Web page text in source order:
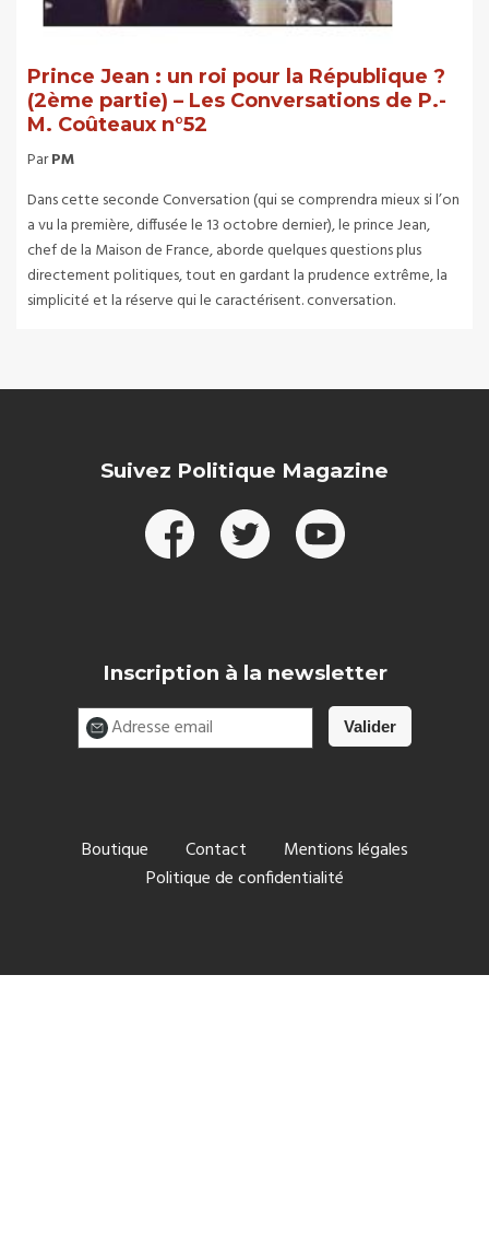
Prince Jean : un roi pour la République ?
(2ème partie) – Les Conversations de P.-
M. Coûteaux n°52
ParPM
Dans cette seconde Conversation (qui se comprendra mieux si l’on
a vu la première, diffusée le 13 octobre dernier), le prince Jean,
chef de la Maison de France, aborde quelques questions plus
directement politiques, tout en gardant la prudence extrême, la
simplicité et la réserve qui le caractérisent. conversation.
Suivez Politique Magazine
Inscription à la newsletter
Boutique Contact
Mentions légales
Politique de confidentialité